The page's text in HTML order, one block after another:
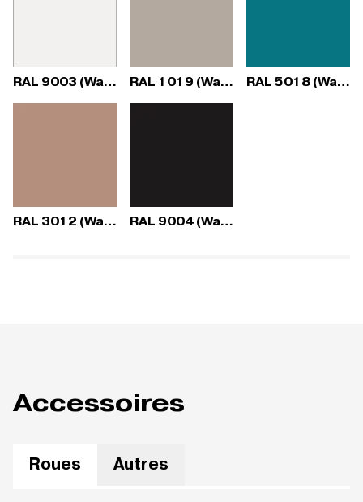
RAL 9003 (Wave) RAL 1019 (Wave) RAL 5018 (Wave)
RAL 3012 (Wave) RAL 9004 (Wave)
Accessoires
Roues Autres